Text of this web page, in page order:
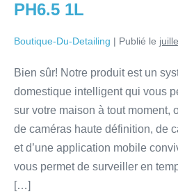
PH6.5 1L
Boutique-Du-Detailing | Publié le
Bien sûr! Notre produit est un
domestique intelligent qui vous
sur votre maison à tout moment,
de caméras haute définition, de
et d’une application mobile
vous permet de surveiller en
[…]